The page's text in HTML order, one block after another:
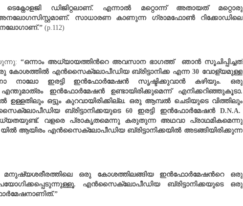
ഡിജിറ്റലാണ്‌. എന്നാല്‍ മറ്റൊന്ന് അതായത് മറ്റൊരു
സാധാരണ കാണുന്ന ഗ്രാമഫോണ്‍ റിക്കോഡിലെ
” (p.112)
“ഒന്നാം അധ്യായത്തിന്‍റെ അവസാന ഭാഗത്ത് ഞാന്‍ സൂചിപ്പിച്ചത്
കോശത്തില്‍ എന്‍സൈക്ലോപീഡിയ ബ്രിട്ടാനിക്ക എന്ന30 വോള്യമുള്ള
നാലോ ഇരട്ടി ഇന്‍ഫോര്‍മേഷന്‍ സൃഷ്ടിക്കുവാന്‍ കഴിയും. ഒരു
ഇന്‍ഫോര്‍മേഷന്‍ ഉണ്ടായിരിക്കുമെന്ന് എനിക്കറിഞ്ഞുകൂടാ.
ഒട്ടും കുറവായിരിക്കില്ല. ഒരു ആമ്പല്‍ ചെടിയുടെ വിത്തിലും
ബ്രിട്ടാനിക്കയുടെ60 ഇരട്ടി ഇന്‍ഫോര്‍മേഷന്‍D.N.A.
വളരെ പ്രാകൃതമെന്നു കരുതുന്ന അഥവാ പ്രാഥമികമെന്നു
യില്‍ ആയിരം എന്‍സൈക്ലോപീഡിയ ബ്രിട്ടാനിക്കയില്‍ അടങ്ങിയിരിക്കുന്ന
മനുഷ്യശരീരത്തിലെ ഒരു കോശത്തിലങ്ങിയ ഇന്‍ഫോര്‍മേഷന്‍റെ ഒരു
എന്‍സൈക്ലോപീഡിയ ബ്രിട്ടാനിക്കയുടെ ഒരു
”